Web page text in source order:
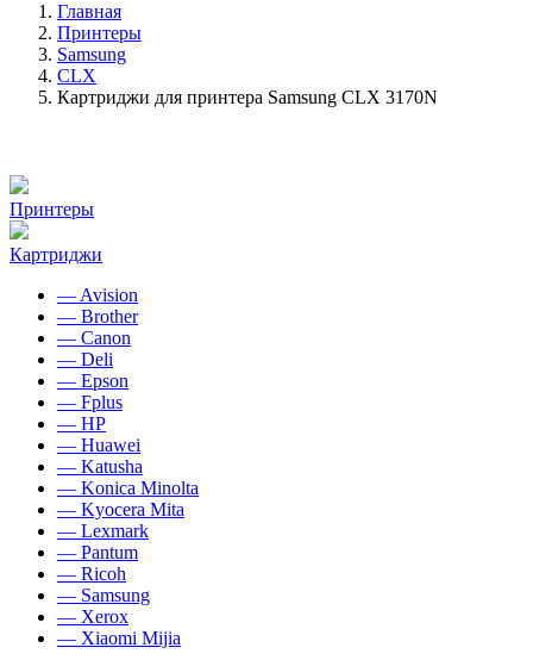
Главная
Принтеры
Samsung
CLX
Картриджи для принтера Samsung CLX 3170N
Принтеры
Картриджи
— Avision
— Brother
— Canon
— Deli
— Epson
— Fplus
— HP
— Huawei
— Katusha
— Konica Minolta
— Kyocera Mita
— Lexmark
— Pantum
— Ricoh
— Samsung
— Xerox
— Xiaomi Mijia